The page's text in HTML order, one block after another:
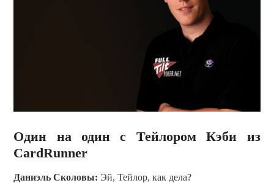
Один на один с Тейлором Кэби из
CardRunner
Даниэль Сколовы: Эй, Тейлор, как дела?